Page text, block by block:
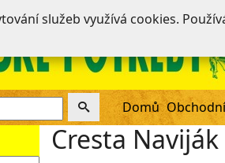
Domů
Cresta
služeb využívá cookies.